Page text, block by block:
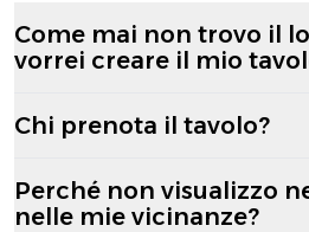
Come mai non trovo il
vorrei creare il mio
Chi prenota il tavolo?
Perché non visualizzo
nelle mie vicinanze?